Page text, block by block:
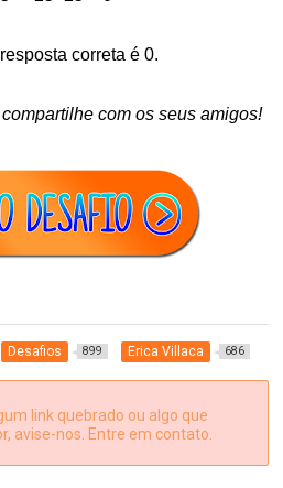
correta é 0.
com os seus amigos!
Desafios 899 Erica Villaca 686
link quebrado ou algo que
avise-nos. Entre em contato.